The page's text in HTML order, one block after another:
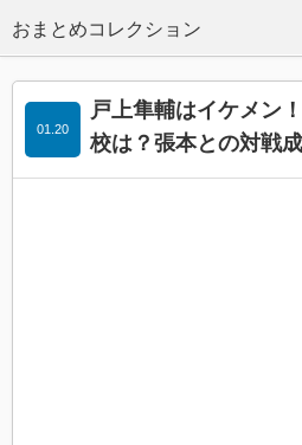
戸上隼輔はイケメン
校は？張本との対戦成
01.20